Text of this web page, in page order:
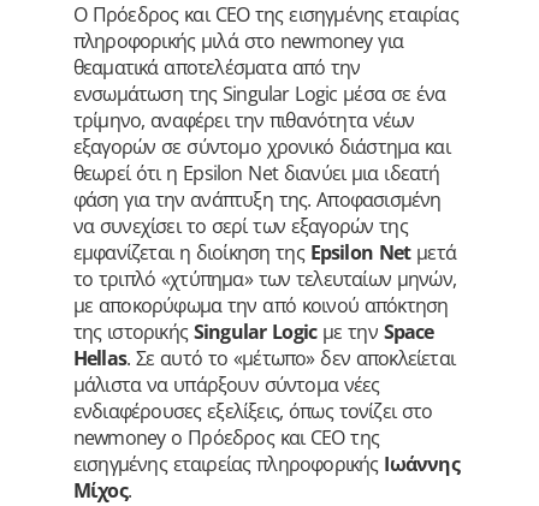
Ο Πρόεδρος και CEO της εισηγμένης εταιρίας
πληροφορικής μιλά στο newmoney για
θεαματικά αποτελέσματα από την
ενσωμάτωση της Singular Logic μέσα σε ένα
τρίμηνο, αναφέρει την πιθανότητα νέων
εξαγορών σε σύντομο χρονικό διάστημα και
θεωρεί ότι η Epsilon Net διανύει μια ιδεατή
φάση για την ανάπτυξη της. Αποφασισμένη
να συνεχίσει το σερί των εξαγορών της
εμφανίζεται η διοίκηση της Epsilon Net μετά
το τριπλό «χτύπημα» των τελευταίων μηνών,
με αποκορύφωμα την από κοινού απόκτηση
της ιστορικήςSingular Logic με την Space
Hellas. Σε αυτό το «μέτωπο» δεν αποκλείεται
μάλιστα να υπάρξουν σύντομα νέες
ενδιαφέρουσες εξελίξεις, όπως τονίζει στο
newmoney ο Πρόεδρος και CEO της
εισηγμένης εταιρείας πληροφορικήςΙωάννης
Μίχος.